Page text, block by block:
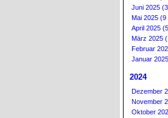
Juni 2025
Mai 2025 (9
April 2025
März 2025
Februar
Januar
2024
Dezember
November
Oktober